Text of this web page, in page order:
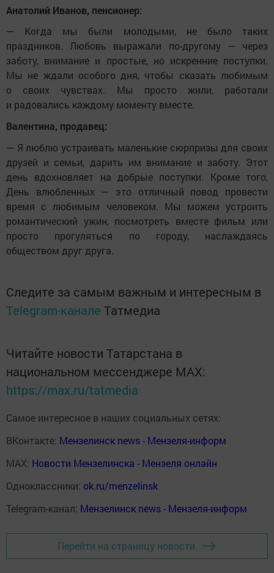
Анатолий Иванов, пенсионер:
— Когда мы были молодыми, не было таких
праздников. Любовь выражали по-другому — через
заботу, внимание и простые, но искренние поступки.
Мы не ждали особого дня, чтобы сказать любимым
о своих чувствах. Мы просто жили, работали
и радовались каждому моменту вместе.
Валентина, продавец:
— Я люблю устраивать маленькие сюрпризы для своих
друзей и семьи, дарить им внимание и заботу. Этот
день вдохновляет на добрые поступки. Кроме того,
День влюбленных — это отличный повод провести
время с любимым человеком. Мы можем устроить
романтический ужин, посмотреть вместе фильм или
просто прогуляться по городу, наслаждаясь
обществом друг друга.
Следите за самым важным и интересным в
Telegram-канале Татмедиа
Читайте новости Татарстана в
национальном мессенджере MАХ:
https://max.ru/tatmedia
Самое интересное в наших социальных сетях:
ВКонтакте: Мензелинск news - Мензеля-информ
MAX: Новости Мензелинска - Мензеля онлайн
Одноклассники: ok.ru/menzelinsk
Telegram-канал: Мензелинск news - Мензеля-информ
Перейти на страницу новости